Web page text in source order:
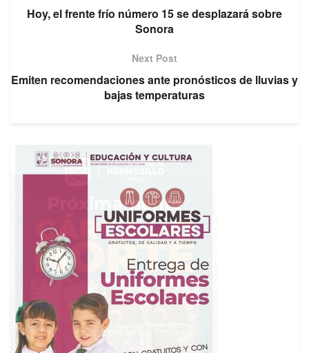
Hoy, el frente frío número 15 se desplazará sobre
Sonora
Next Post
Emiten recomendaciones ante pronósticos de lluvias y
bajas temperaturas